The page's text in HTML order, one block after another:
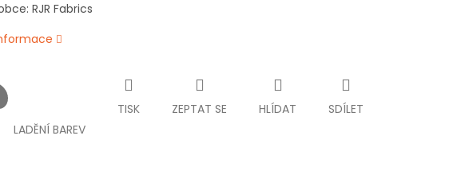
RJR Fabrics
LADĚNÍ BAREV
TISK ZEPTAT SE HLÍDAT SDÍLET